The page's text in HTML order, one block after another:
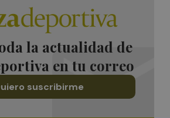
la actualidad de
en tu correo
suscribirme